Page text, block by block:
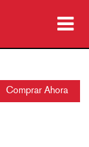
Comprar Ahora